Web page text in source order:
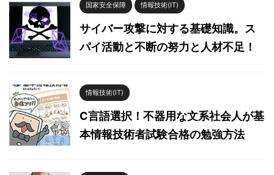
国家安全保障 情報技術(IT)
サイバー攻撃に対する基礎知識。ス
パイ活動と不断の努力と人材不足！
情報技術(IT)
C言語選択！不器用な文系社会人が基
本情報技術者試験合格の勉強方法